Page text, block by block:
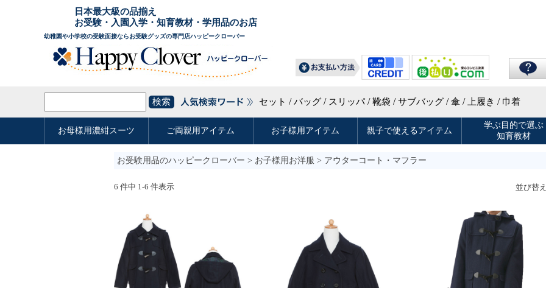
お受験用品のハッピークローバー > お子様用お洋服 > アウターコート・マフラー
並び替
6 件中 1-6 件表示